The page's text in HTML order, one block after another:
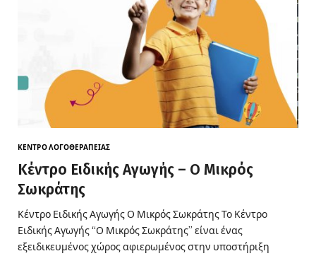
ΚΈΝΤΡΟ ΛΟΓΟΘΕΡΑΠΕΊΑΣ
Κέντρο Ειδικής Αγωγής – Ο Μικρός
Σωκράτης
Κέντρο Ειδικής Αγωγής Ο Μικρός Σωκράτης Το Κέντρο
Ειδικής Αγωγής “Ο Μικρός Σωκράτης” είναι ένας
εξειδικευμένος χώρος αφιερωμένος στην υποστήριξη